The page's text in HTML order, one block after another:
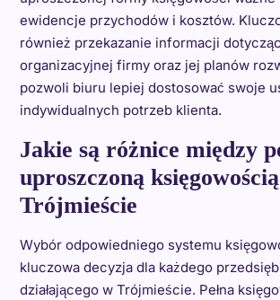
ewidencje przychodów i kosztów.
również przekazanie informacji
organizacyjnej firmy oraz jej planów
pozwoli biuru lepiej dostosować swoje
indywidualnych potrzeb klienta.
Jakie są różnice między
uproszczoną
Trójmieście
Wybór odpowiedniego systemu
kluczowa decyzja dla każdego
działającego w Trójmieście. Pełna